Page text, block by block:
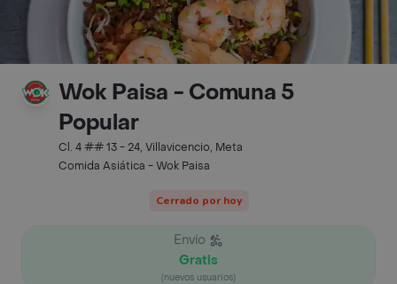
Wok Paisa - Comuna 5
Popular
Cl. 4 ## 13 - 24, Villavicencio, Meta
Comida Asiática - Wok Paisa
Cerrado por hoy
Envío
Gratis
(nuevos usuarios)